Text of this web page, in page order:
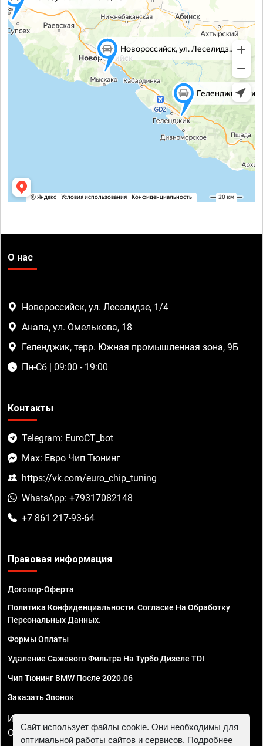
О нас
Новороссийск, ул. Леселидзе, 1/4
Анапа, ул. Омелькова, 18
Геленджик, терр. Южная промышленная зона, 9Б
Пн-Сб | 09:00 - 19:00
Контакты
Telegram: EuroCT_bot
Max: Евро Чип Тюнинг
https://vk.com/euro_chip_tuning
WhatsApp: +79317082148
+7 861 217-93-64
Правовая информация
Договор-Оферта
Политика Конфиденциальности. Согласие На Обработку
Персональных Данных.
Формы Оплаты
Удаление Сажевого Фильтра На Турбо Дизеле TDI
Чип Тюнинг BMW После 2020.06
Заказать Звонок
ИП Смирнов Георгий Павлович. ИНН 781302555843,
ОГРНИП 324470400032610
Сайт использует файлы cookie. Они необходимы для
оптимальной работы сайтов и сервисов. Подробнее